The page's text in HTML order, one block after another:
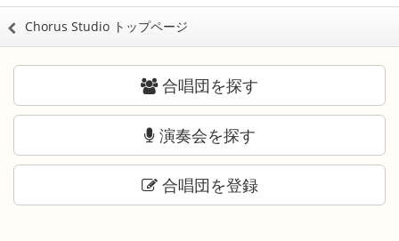
Chorus Studio トップページ
合唱団を探す
演奏会を探す
合唱団を登録